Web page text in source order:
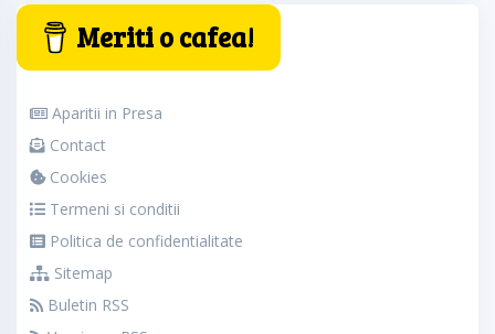
Meriti o cafea!
Aparitii in Presa
Contact
Cookies
Termeni si conditii
Politica de confidentialitate
Sitemap
Buletin RSS